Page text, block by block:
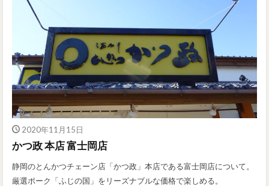
2020年11月15日
かつ政 本店 富士岡店
静岡のとんかつチェーン店「かつ政」本店である富士岡店について。
厳選ポーク「ふじの国」をリーズナブルな価格で楽しめる。